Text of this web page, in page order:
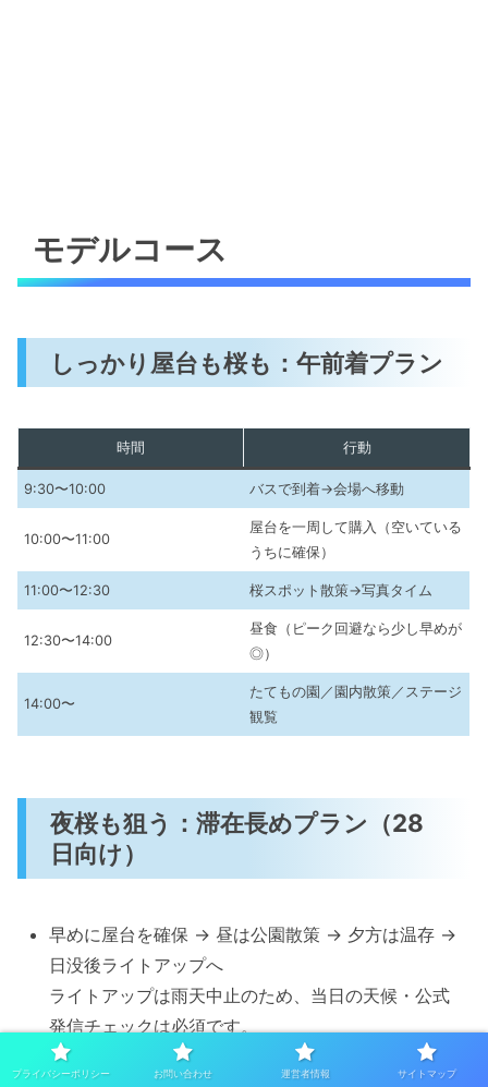
モデルコース
しっかり屋台も桜も：午前着プラン
時間 行動
9:30〜10:00 バスで到着→会場へ移動
10:00〜11:00
屋台を一周して購入（空いている
うちに確保）
11:00〜12:30 桜スポット散策→写真タイム
12:30〜14:00
昼食（ピーク回避なら少し早めが
◎）
14:00〜
たてもの園／園内散策／ステージ
観覧
夜桜も狙う：滞在長めプラン（28
日向け）
早めに屋台を確保 → 昼は公園散策 → 夕方は温存 →
日没後ライトアップへ
ライトアップは雨天中止のため、当日の天候・公式
発信チェックは必須です。
プライバシーポリシー お問い合わせ 運営者情報 サイトマップ